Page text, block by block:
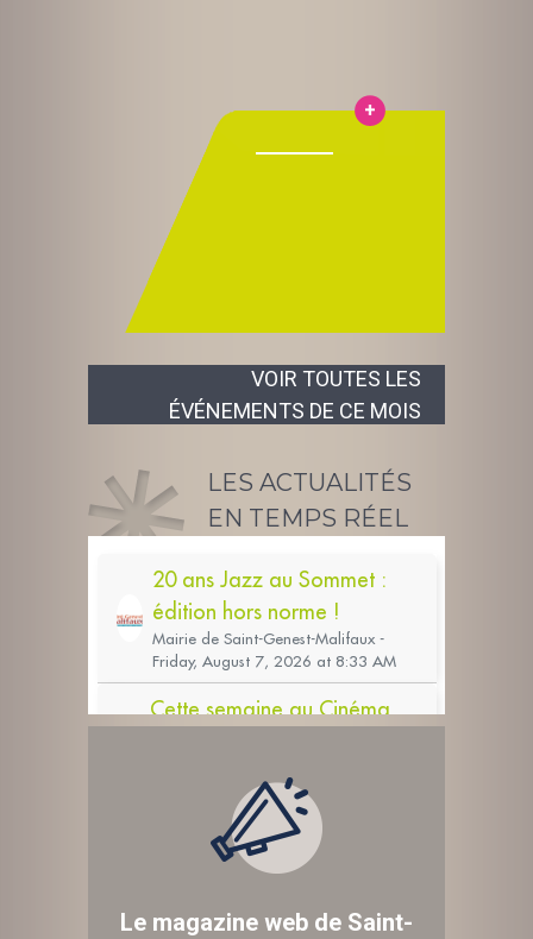
VOIR TOUTES LES
ÉVÉNEMENTS DE CE MOIS
LES ACTUALITÉS
EN TEMPS RÉEL
Le magazine web de Saint-